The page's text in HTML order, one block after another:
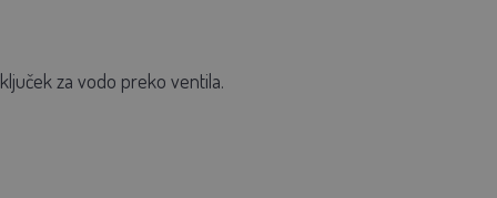
za vodo preko ventila.